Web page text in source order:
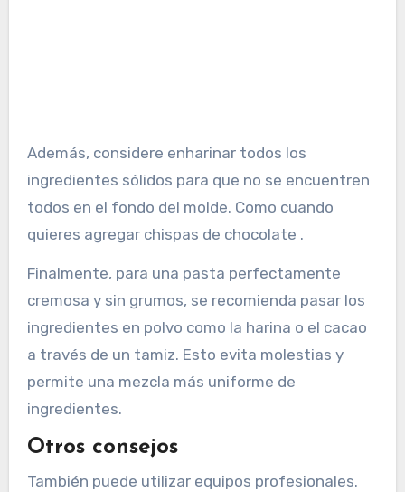
Además, considere enharinar todos los
ingredientes sólidos para que no se encuentren
todos en el fondo del molde. Como cuando
quieres agregar chispas de chocolate .
Finalmente, para una pasta perfectamente
cremosa y sin grumos, se recomienda pasar los
ingredientes en polvo como la harina o el cacao
a través de un tamiz. Esto evita molestias y
permite una mezcla más uniforme de
ingredientes.
Otros consejos
También puede utilizar equipos profesionales.